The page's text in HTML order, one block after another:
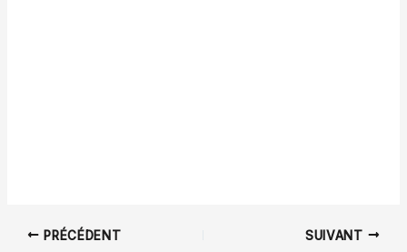
PRÉCÉDENT SUIVANT